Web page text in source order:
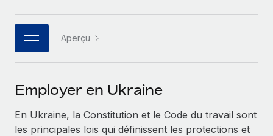
Connectez n'importe quel outil d’IA à Remote grâce à
notre MCP
Rationalisez vos processus avec des outils essentiels
SERVICES
Entreprise
Les RH à l’international pour les grandes entreprises
Partenaires stratégiques de la tech
Devenir partenaire
Checklists et modèles
Descriptions de postes
Événements
Salle de presse
日本語
한국어
Aperçu
Employer en Ukraine
En Ukraine, la Constitution et le Code du travail sont
les principales lois qui définissent les protections et